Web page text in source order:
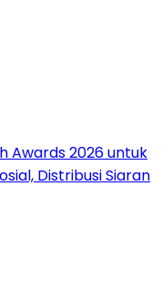
Awards 2026 untuk
Distribusi Siaran